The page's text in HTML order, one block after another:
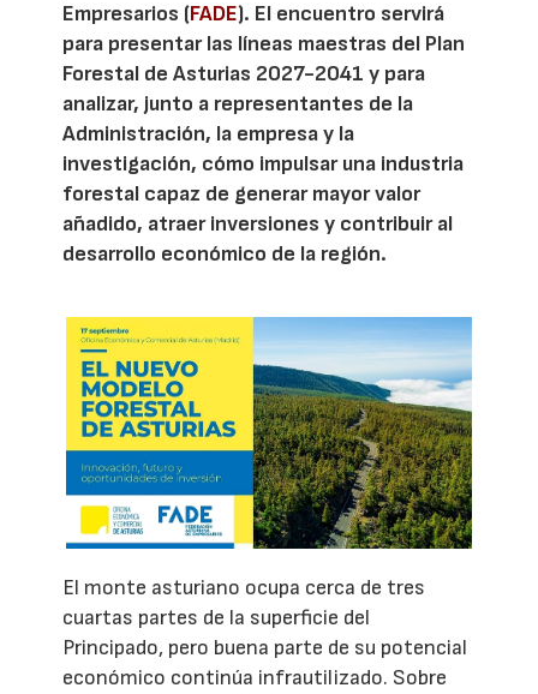
Empresarios (FADE). El encuentro servirá
para presentar las líneas maestras del Plan
Forestal de Asturias 2027-2041 y para
analizar, junto a representantes de la
Administración, la empresa y la
investigación, cómo impulsar una industria
forestal capaz de generar mayor valor
añadido, atraer inversiones y contribuir al
desarrollo económico de la región.
El monte asturiano ocupa cerca de tres
cuartas partes de la superficie del
Principado, pero buena parte de su potencial
económico continúa infrautilizado. Sobre